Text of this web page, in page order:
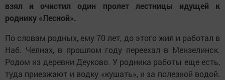
взял и очистил один пролет лестницы идущей к
роднику «Лесной».
По словам родных, ему 70 лет, до этого жил и работал в
Наб. Челнах, в прошлом году переехал в Мензелинск.
Родом из деревни Деуково. У родника работы еще есть,
туда приезжают и водку «кушать», и за полезной водой.